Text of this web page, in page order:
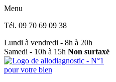
Menu
Tél. 09 70 69 09 38
Lundi à vendredi - 8h à 20h
Samedi - 10h à 15h Non surtaxé